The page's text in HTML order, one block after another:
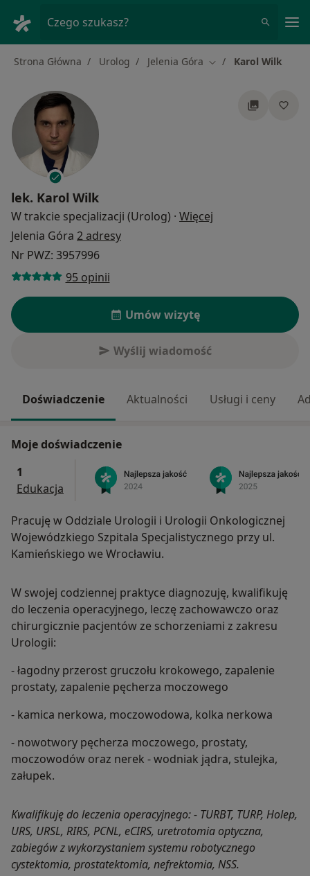
Czego szukasz?
Strona Główna Urolog Jelenia Góra Zmień miasto
Karol Wilk
lek. Karol Wilk
W trakcie specjalizacji (Urolog) · Więcej
Jelenia Góra 2 adresy
Nr PWZ: 3957996
95 opinii
Umów wizytę
Wyślij wiadomość
Doświadczenie Aktualności Usługi i ceny
Moje doświadczenie
1
Edukacja
Pracuję w Oddziale Urologii i Urologii Onkologicznej
Wojewódzkiego Szpitala Specjalistycznego przy ul.
Kamieńskiego we Wrocławiu.
W swojej codziennej praktyce diagnozuję, kwalifikuję
do leczenia operacyjnego, leczę zachowawczo oraz
chirurgicznie pacjentów ze schorzeniami z zakresu
Urologii:
- łagodny przerost gruczołu krokowego, zapalenie
prostaty, zapalenie pęcherza moczowego
- kamica nerkowa, moczowodowa, kolka nerkowa
- nowotwory pęcherza moczowego, prostaty,
moczowodów oraz nerek - wodniak jądra, stulejka,
załupek.
Kwalifikuję do leczenia operacyjnego: - TURBT, TURP, Holep,
URS, URSL, RIRS, PCNL, eCIRS, uretrotomia optyczna,
zabiegów z wykorzystaniem systemu robotycznego
cystektomia, prostatektomia, nefrektomia, NSS.